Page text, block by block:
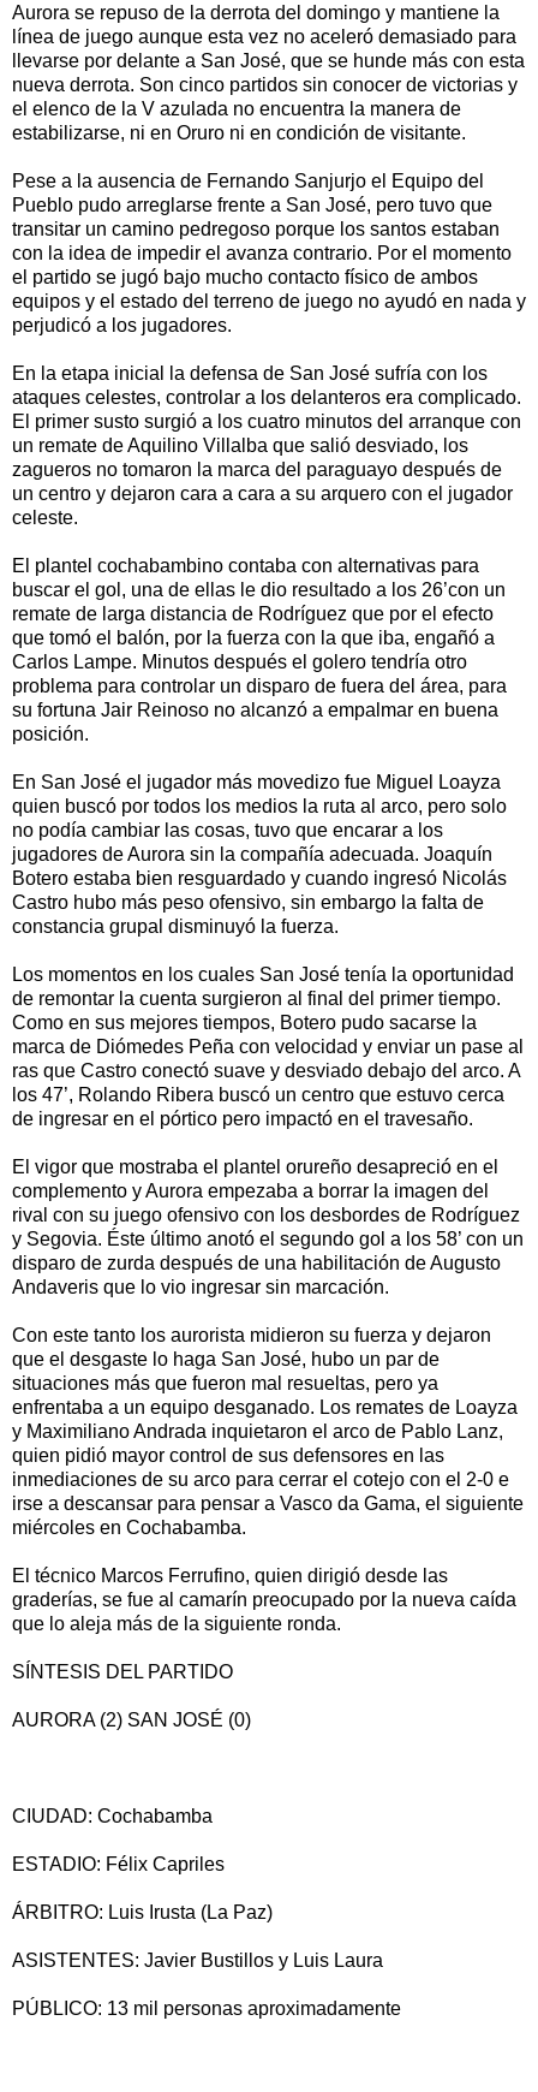
Aurora se repuso de la derrota del domingo y mantiene la
línea de juego aunque esta vez no aceleró demasiado para
llevarse por delante a San José, que se hunde más con esta
nueva derrota. Son cinco partidos sin conocer de victorias y
el elenco de la V azulada no encuentra la manera de
estabilizarse, ni en Oruro ni en condición de visitante.
Pese a la ausencia de Fernando Sanjurjo el Equipo del
Pueblo pudo arreglarse frente a San José, pero tuvo que
transitar un camino pedregoso porque los santos estaban
con la idea de impedir el avanza contrario. Por el momento
el partido se jugó bajo mucho contacto físico de ambos
equipos y el estado del terreno de juego no ayudó en nada y
perjudicó a los jugadores.
En la etapa inicial la defensa de San José sufría con los
ataques celestes, controlar a los delanteros era complicado.
El primer susto surgió a los cuatro minutos del arranque con
un remate de Aquilino Villalba que salió desviado, los
zagueros no tomaron la marca del paraguayo después de
un centro y dejaron cara a cara a su arquero con el jugador
celeste.
El plantel cochabambino contaba con alternativas para
buscar el gol, una de ellas le dio resultado a los 26’con un
remate de larga distancia de Rodríguez que por el efecto
que tomó el balón, por la fuerza con la que iba, engañó a
Carlos Lampe. Minutos después el golero tendría otro
problema para controlar un disparo de fuera del área, para
su fortuna Jair Reinoso no alcanzó a empalmar en buena
posición.
En San José el jugador más movedizo fue Miguel Loayza
quien buscó por todos los medios la ruta al arco, pero solo
no podía cambiar las cosas, tuvo que encarar a los
jugadores de Aurora sin la compañía adecuada. Joaquín
Botero estaba bien resguardado y cuando ingresó Nicolás
Castro hubo más peso ofensivo, sin embargo la falta de
constancia grupal disminuyó la fuerza.
Los momentos en los cuales San José tenía la oportunidad
de remontar la cuenta surgieron al final del primer tiempo.
Como en sus mejores tiempos, Botero pudo sacarse la
marca de Diómedes Peña con velocidad y enviar un pase al
ras que Castro conectó suave y desviado debajo del arco. A
los 47’, Rolando Ribera buscó un centro que estuvo cerca
de ingresar en el pórtico pero impactó en el travesaño.
El vigor que mostraba el plantel orureño desapreció en el
complemento y Aurora empezaba a borrar la imagen del
rival con su juego ofensivo con los desbordes de Rodríguez
y Segovia. Éste último anotó el segundo gol a los 58’ con un
disparo de zurda después de una habilitación de Augusto
Andaveris que lo vio ingresar sin marcación.
Con este tanto los aurorista midieron su fuerza y dejaron
que el desgaste lo haga San José, hubo un par de
situaciones más que fueron mal resueltas, pero ya
enfrentaba a un equipo desganado. Los remates de Loayza
y Maximiliano Andrada inquietaron el arco de Pablo Lanz,
quien pidió mayor control de sus defensores en las
inmediaciones de su arco para cerrar el cotejo con el 2-0 e
irse a descansar para pensar a Vasco da Gama, el siguiente
miércoles en Cochabamba.
El técnico Marcos Ferrufino, quien dirigió desde las
graderías, se fue al camarín preocupado por la nueva caída
que lo aleja más de la siguiente ronda.
SÍNTESIS DEL PARTIDO
AURORA (2) SAN JOSÉ (0)
CIUDAD: Cochabamba
ESTADIO: Félix Capriles
ÁRBITRO: Luis Irusta (La Paz)
ASISTENTES: Javier Bustillos y Luis Laura
PÚBLICO: 13 mil personas aproximadamente